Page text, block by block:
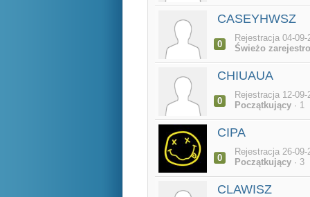
CASEYHWSZ
0
Rejestracja 04-
Świeżo
CHIUAUA
0
Rejestracja 12-
Początkujący· 1
CIPA
0
Rejestracja 26-
Początkujący· 3
CLAWISZ